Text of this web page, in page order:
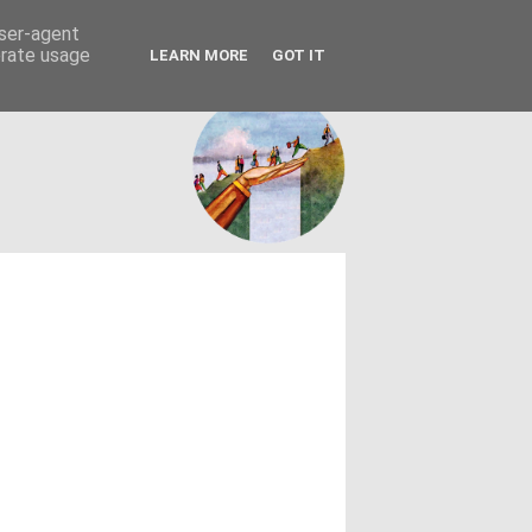
FACEBOOK
θεσμών - κοινωνίας
agent
usage
LEARN MORE GOT IT